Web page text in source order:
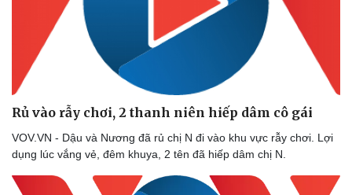
Rủ vào rẫy chơi, 2 thanh niên hiếp dâm cô gái
VOV.VN - Dậu và Nương đã rủ chị N đi vào khu vực rẫy chơi. Lợi
dụng lúc vắng vẻ, đêm khuya, 2 tên đã hiếp dâm chị N.